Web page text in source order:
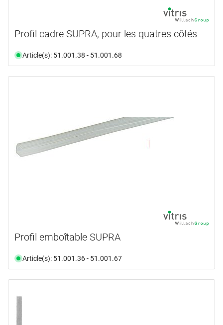
Profil cadre SUPRA, pour les quatres côtés
Article(s): 51.001.38 - 51.001.68
Profil emboîtable SUPRA
Article(s): 51.001.36 - 51.001.67